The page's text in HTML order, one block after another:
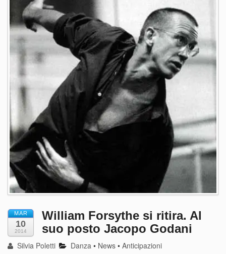
MAR
10
2014
William Forsythe si ritira. Al
suo posto Jacopo Godani
Silvia Poletti Danza • News •Anticipazioni